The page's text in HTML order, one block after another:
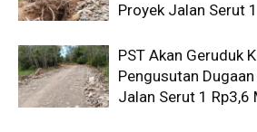
Proyek Jalan Serut
PST Akan Geruduk
Pengusutan
Jalan Serut 1 Rp3,6